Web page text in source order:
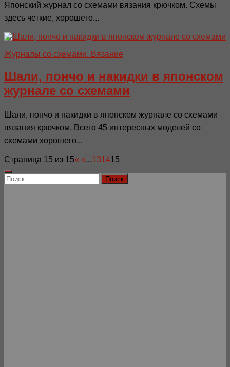
Японский журнал со схемами вязания крючком. Схемы
здесь четкие, хорошего...
Журналы со схемами. Вязание
Шали, пончо и накидки в японском
журнале со схемами
Шали, пончо и накидки в японском журнале со схемами
вязания крючком. Всего 45 интересных моделей со
схемами хорошего...
Страница 15 из 15« «...131415
Найти: